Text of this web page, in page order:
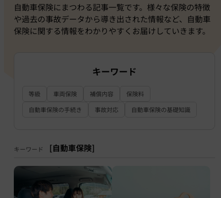
自動車保険にまつわる記事一覧です。様々な保険の特徴
や過去の事故データから導き出された情報など、自動車
保険に関する情報をわかりやすくお届けしていきます。
キーワード
等級 車両保険 補償内容
保険料
自動車保険の手続き
事故対応 自動車保険の基礎知識
キーワード [自動車保険]